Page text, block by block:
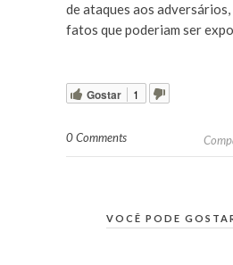
de ataques aos
fatos que poderiam ser
Gostar 1
0 Comments
VOCÊ PODE